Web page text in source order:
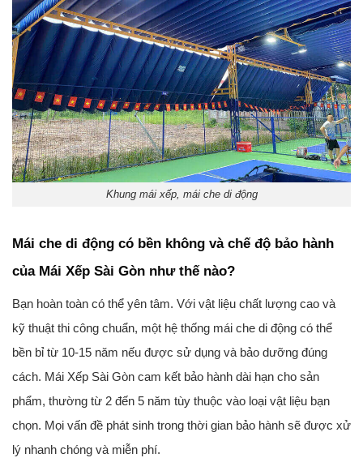
Khung mái xếp, mái che di động
Mái che di động có bền không và chế độ bảo hành
của Mái Xếp Sài Gòn như thế nào?
Bạn hoàn toàn có thể yên tâm. Với vật liệu chất lượng cao và
kỹ thuật thi công chuẩn, một hệ thống mái che di động có thể
bền bỉ từ 10-15 năm nếu được sử dụng và bảo dưỡng đúng
cách. Mái Xếp Sài Gòn cam kết bảo hành dài hạn cho sản
phẩm, thường từ 2 đến 5 năm tùy thuộc vào loại vật liệu bạn
chọn. Mọi vấn đề phát sinh trong thời gian bảo hành sẽ được xử
lý nhanh chóng và miễn phí.